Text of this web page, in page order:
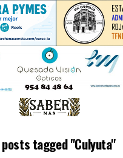
tagged "Culyuta"